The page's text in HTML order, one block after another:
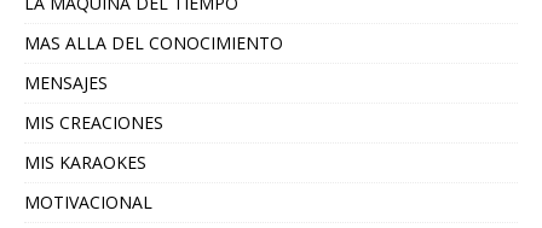
MAS ALLA DEL CONOCIMIENTO
MENSAJES
MIS CREACIONES
MIS KARAOKES
MOTIVACIONAL